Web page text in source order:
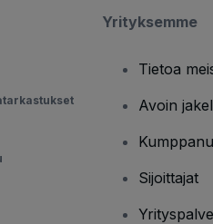
Yrityksemme
Tietoa
Avoin
Sijoittajat